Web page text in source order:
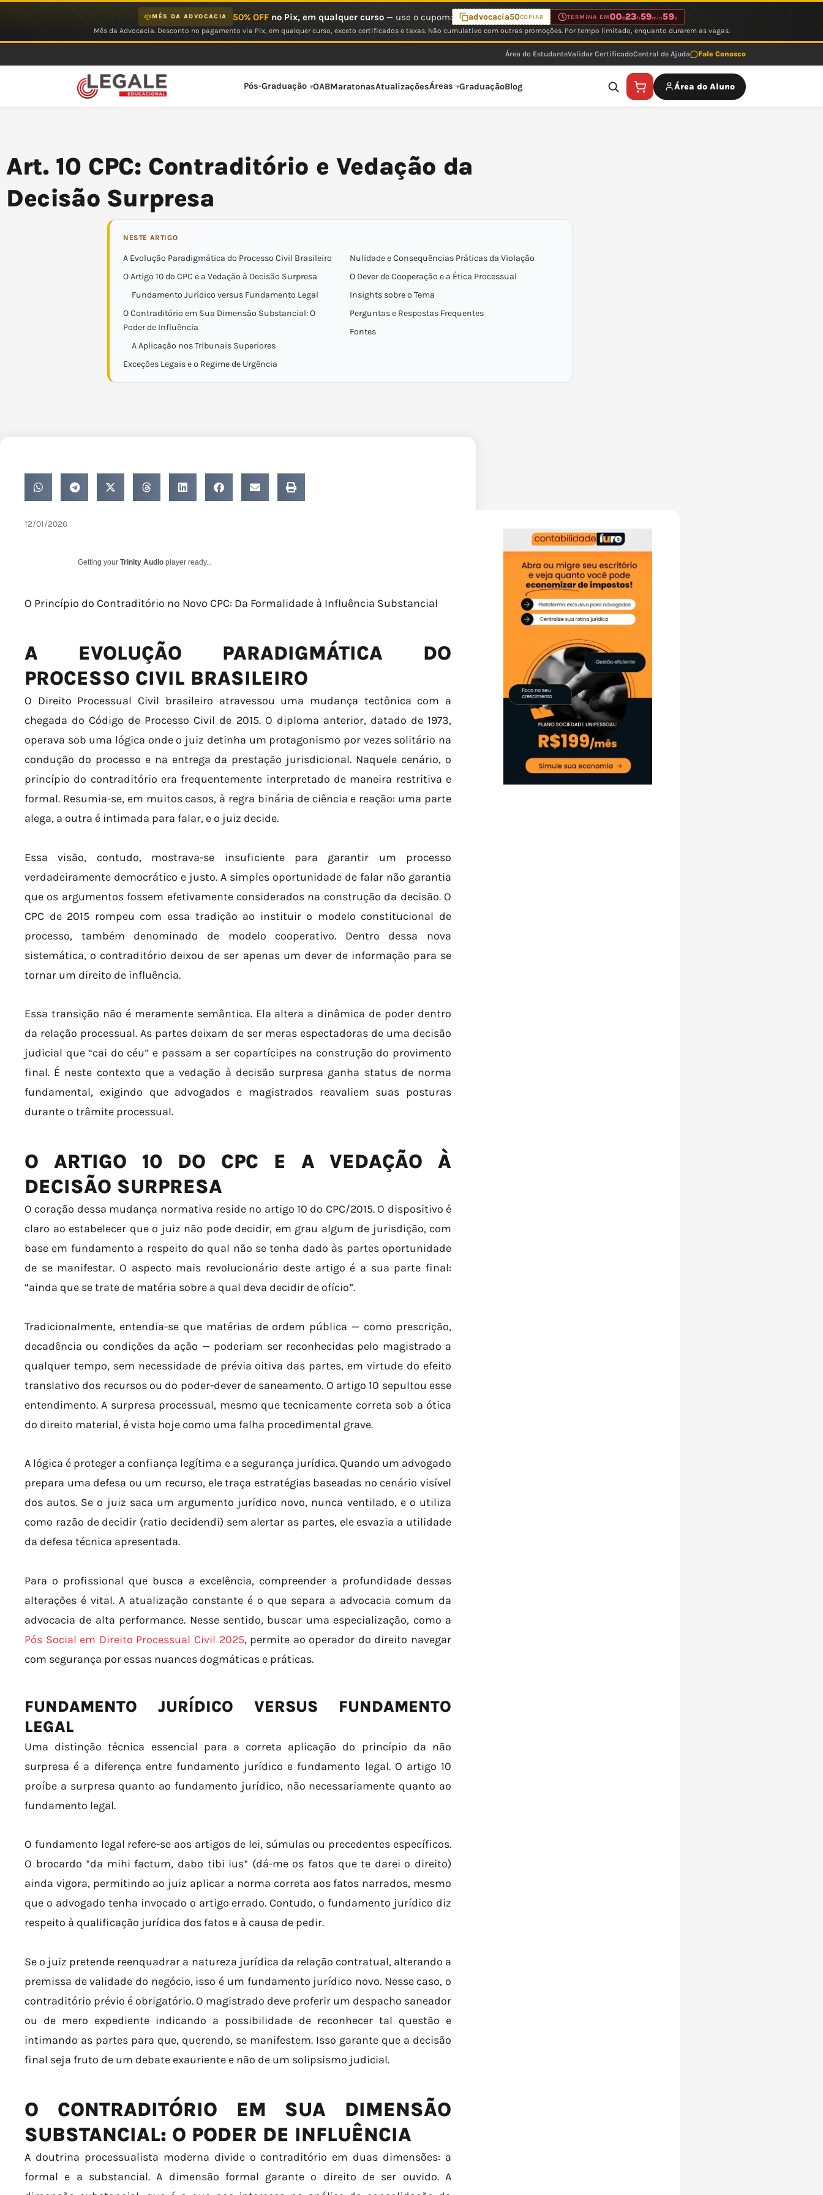
MÊS DA ADVOCACIA 50% OFFno Pix, em qualquer curso— use o cupom: advocacia50COPIAR TERMINA EM00d23 h59min59s
Mês da Advocacia. Desconto no pagamento via Pix, em qualquer curso, exceto certificados e taxas. Não cumulativo com outras promoções. Por tempo limitado, enquanto durarem as vagas.
Área do EstudanteValidar CertificadoCentral de Ajuda Fale Conosco
Pós-Graduação OABMaratonasAtualizaçõesÁreas GraduaçãoBlog Área do Aluno
Art. 10 CPC: Contraditório e Vedação da
Decisão Surpresa
NESTE ARTIGO
A Evolução Paradigmática do Processo Civil Brasileiro
O Artigo 10 do CPC e a Vedação à Decisão Surpresa
Fundamento Jurídico versus Fundamento Legal
O Contraditório em Sua Dimensão Substancial: O
Poder de Influência
A Aplicação nos Tribunais Superiores
Exceções Legais e o Regime de Urgência
Nulidade e Consequências Práticas da Violação
O Dever de Cooperação e a Ética Processual
Insights sobre o Tema
Perguntas e Respostas Frequentes
Fontes
12/01/2026
Getting your Trinity Audio player ready...
O Princípio do Contraditório no Novo CPC: Da Formalidade à Influência Substancial
A EVOLUÇÃO PARADIGMÁTICA DO
PROCESSO CIVIL BRASILEIRO
O Direito Processual Civil brasileiro atravessou uma mudança tectônica com a
chegada do Código de Processo Civil de 2015. O diploma anterior, datado de 1973,
operava sob uma lógica onde o juiz detinha um protagonismo por vezes solitário na
condução do processo e na entrega da prestação jurisdicional. Naquele cenário, o
princípio do contraditório era frequentemente interpretado de maneira restritiva e
formal. Resumia-se, em muitos casos, à regra binária de ciência e reação: uma parte
alega, a outra é intimada para falar, e o juiz decide.
Essa visão, contudo, mostrava-se insuficiente para garantir um processo
verdadeiramente democrático e justo. A simples oportunidade de falar não garantia
que os argumentos fossem efetivamente considerados na construção da decisão. O
CPC de 2015 rompeu com essa tradição ao instituir o modelo constitucional de
processo, também denominado de modelo cooperativo. Dentro dessa nova
sistemática, o contraditório deixou de ser apenas um dever de informação para se
tornar um direito de influência.
Essa transição não é meramente semântica. Ela altera a dinâmica de poder dentro
da relação processual. As partes deixam de ser meras espectadoras de uma decisão
judicial que “cai do céu” e passam a ser copartícipes na construção do provimento
final. É neste contexto que a vedação à decisão surpresa ganha status de norma
fundamental, exigindo que advogados e magistrados reavaliem suas posturas
durante o trâmite processual.
O ARTIGO 10 DO CPC E A VEDAÇÃO À
DECISÃO SURPRESA
O coração dessa mudança normativa reside no artigo 10 do CPC/2015. O dispositivo é
claro ao estabelecer que o juiz não pode decidir, em grau algum de jurisdição, com
base em fundamento a respeito do qual não se tenha dado às partes oportunidade
de se manifestar. O aspecto mais revolucionário deste artigo é a sua parte final:
“ainda que se trate de matéria sobre a qual deva decidir de ofício”.
Tradicionalmente, entendia-se que matérias de ordem pública — como prescrição,
decadência ou condições da ação — poderiam ser reconhecidas pelo magistrado a
qualquer tempo, sem necessidade de prévia oitiva das partes, em virtude do efeito
translativo dos recursos ou do poder-dever de saneamento. O artigo 10 sepultou esse
entendimento. A surpresa processual, mesmo que tecnicamente correta sob a ótica
do direito material, é vista hoje como uma falha procedimental grave.
A lógica é proteger a confiança legítima e a segurança jurídica. Quando um advogado
prepara uma defesa ou um recurso, ele traça estratégias baseadas no cenário visível
dos autos. Se o juiz saca um argumento jurídico novo, nunca ventilado, e o utiliza
como razão de decidir (ratio decidendi) sem alertar as partes, ele esvazia a utilidade
da defesa técnica apresentada.
Para o profissional que busca a excelência, compreender a profundidade dessas
alterações é vital. A atualização constante é o que separa a advocacia comum da
advocacia de alta performance. Nesse sentido, buscar uma especialização, como a
Pós Social em Direito Processual Civil 2025, permite ao operador do direito navegar
com segurança por essas nuances dogmáticas e práticas.
FUNDAMENTO JURÍDICO VERSUS FUNDAMENTO
LEGAL
Uma distinção técnica essencial para a correta aplicação do princípio da não
surpresa é a diferença entre fundamento jurídico e fundamento legal. O artigo 10
proíbe a surpresa quanto ao fundamento jurídico, não necessariamente quanto ao
fundamento legal.
O fundamento legal refere-se aos artigos de lei, súmulas ou precedentes específicos.
O brocardo *da mihi factum, dabo tibi ius* (dá-me os fatos que te darei o direito)
ainda vigora, permitindo ao juiz aplicar a norma correta aos fatos narrados, mesmo
que o advogado tenha invocado o artigo errado. Contudo, o fundamento jurídico diz
respeito à qualificação jurídica dos fatos e à causa de pedir.
Se o juiz pretende reenquadrar a natureza jurídica da relação contratual, alterando a
premissa de validade do negócio, isso é um fundamento jurídico novo. Nesse caso, o
contraditório prévio é obrigatório. O magistrado deve proferir um despacho saneador
ou de mero expediente indicando a possibilidade de reconhecer tal questão e
intimando as partes para que, querendo, se manifestem. Isso garante que a decisão
final seja fruto de um debate exauriente e não de um solipsismo judicial.
O CONTRADITÓRIO EM SUA DIMENSÃO
SUBSTANCIAL: O PODER DE INFLUÊNCIA
A doutrina processualista moderna divide o contraditório em duas dimensões: a
formal e a substancial. A dimensão formal garante o direito de ser ouvido. A